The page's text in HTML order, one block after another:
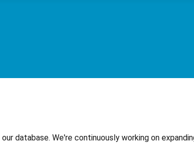
database. We're continuously working on